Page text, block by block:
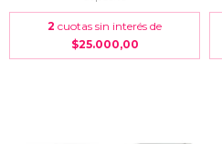
2 cuotas sin interés de
$25.000,00